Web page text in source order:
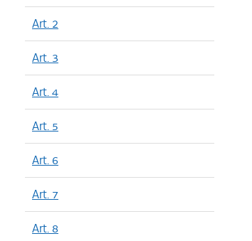
Art. 2
Art. 3
Art. 4
Art. 5
Art. 6
Art. 7
Art. 8